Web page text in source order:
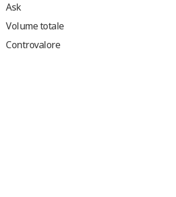
Ask
Volume totale
Controvalore